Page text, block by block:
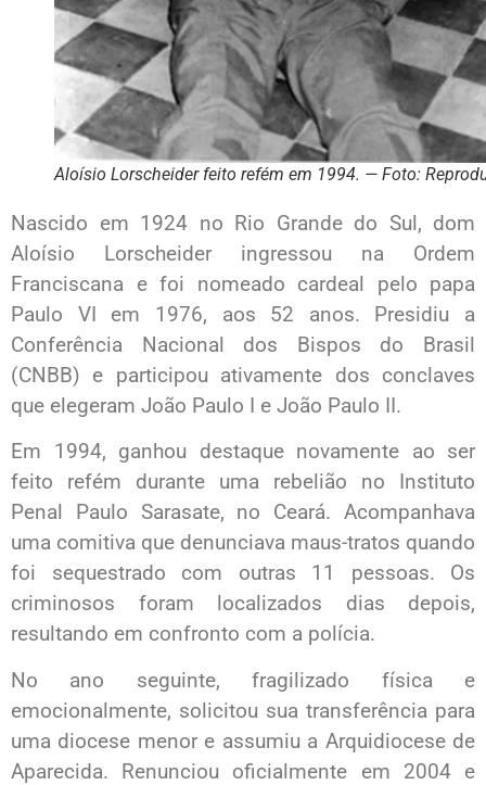
Aloísio Lorscheider feito refém em 1994. — Foto:
Nascido em 1924 no Rio Grande do Sul, dom
Aloísio Lorscheider ingressou na Ordem
Franciscana e foi nomeado cardeal pelo papa
Paulo VI em 1976, aos 52 anos. Presidiu a
Conferência Nacional dos Bispos do Brasil
(CNBB) e participou ativamente dos conclaves
que elegeram João Paulo I e João Paulo II.
Em 1994, ganhou destaque novamente ao ser
feito refém durante uma rebelião no Instituto
Penal Paulo Sarasate, no Ceará. Acompanhava
uma comitiva que denunciava maus-tratos quando
foi sequestrado com outras 11 pessoas. Os
criminosos foram localizados dias depois,
resultando em confronto com a polícia.
No ano seguinte, fragilizado física e
emocionalmente, solicitou sua transferência para
uma diocese menor e assumiu a Arquidiocese de
Aparecida. Renunciou oficialmente em 2004 e